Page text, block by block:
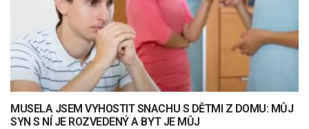
MUSELA JSEM VYHOSTIT SNACHU S DĚTMI Z DOMU: MŮJ
SYN S NÍ JE ROZVEDENÝ A BYT JE MŮJ